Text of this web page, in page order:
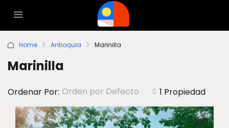
Home Antioquia Marinilla
Marinilla
1 Propiedad
Ordenar Por: Orden por Defecto